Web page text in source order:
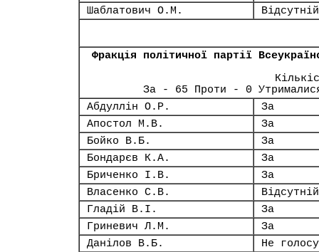
Шаблатович О.М.
Відсутній
Фракція політичної партії
За - 65 Проти - 0
Абдуллін О.Р.
За
Апостол М.В.
За
Бойко В.Б.
За
Бондарєв К.А.
За
Бриченко І.В.
За
Власенко С.В.
Відсутній
Гладій В.І.
За
Гриневич Л.М.
За
Данілов В.Б.
Не